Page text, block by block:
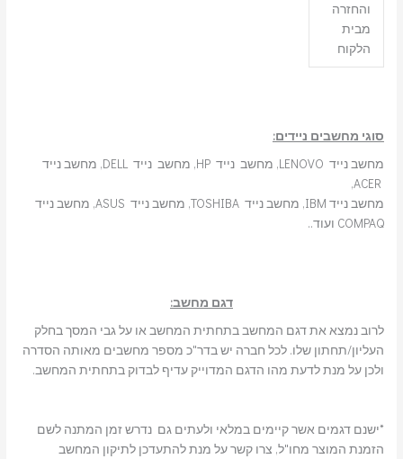
והחזרה
מבית
הלקוח
סוגי מחשבים ניידים:
מחשב נייד LENOVO, מחשב נייד HP, מחשב נייד DELL, מחשב נייד
מחשב נייד IBM, מחשב נייד TOSHIBA, מחשב נייד ASUS, מחשב נייד
COMPAQ ועוד..
דגם מחשב:
לרוב נמצא את דגם המחשב בתחתית המחשב או על גבי המסך בחלק
העליון/תחתון שלו. לכל חברה יש בדר"כ מספר מחשבים מאותה הסדרה
ולכן על מנת לדעת מהו הדגם המדוייק עדיף לבדוק בתחתית המחשב.
*ישנם דגמים אשר קיימים במלאי ולעתים גם נדרש זמן המתנה לשם
הזמנת המוצר מחו"ל, צרו קשר על מנת להתעדכן לתיקון המחשב